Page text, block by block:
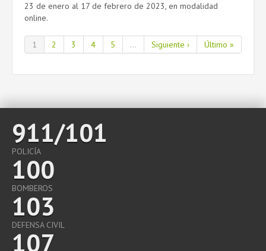
23 de enero al 17 de febrero de 2023, en modalidad
online.
1 2 3 4 5 ... Siguiente › Último »
911/101
POLICÍA
100
BOMBEROS
103
DEFENSA CIVIL
107